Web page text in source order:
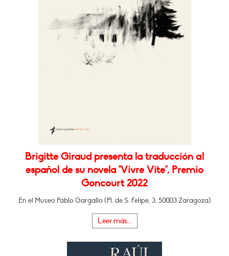
Brigitte Giraud presenta la traducción al
español de su novela "Vivre Vite", Premio
Goncourt 2022
En el Museo Pablo Gargallo (Pl. de S. Felipe, 3, 50003 Zaragoza)
Leer más...